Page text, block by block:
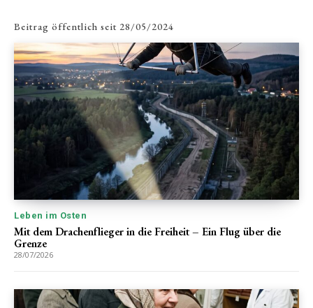
Beitrag öffentlich seit 28/05/2024
Leben im Osten
Mit dem Drachenflieger in die Freiheit – Ein Flug über die
Grenze
28/07/2026